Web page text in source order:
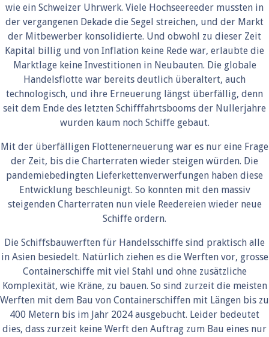
wie ein Schweizer Uhrwerk. Viele Hochseereeder mussten in
der vergangenen Dekade die Segel streichen, und der Markt
der Mitbewerber konsolidierte. Und obwohl zu dieser Zeit
Kapital billig und von Inflation keine Rede war, erlaubte die
Marktlage keine Investitionen in Neubauten. Die globale
Handelsflotte war bereits deutlich überaltert, auch
technologisch, und ihre Erneuerung längst überfällig, denn
seit dem Ende des letzten Schifffahrtsbooms der Nullerjahre
wurden kaum noch Schiffe gebaut.
Mit der überfälligen Flottenerneuerung war es nur eine Frage
der Zeit, bis die Charterraten wieder steigen würden. Die
pandemiebedingten Lieferkettenverwerfungen haben diese
Entwicklung beschleunigt. So konnten mit den massiv
steigenden Charterraten nun viele Reedereien wieder neue
Schiffe ordern.
Die Schiffsbauwerften für Handelsschiffe sind praktisch alle
in Asien besiedelt. Natürlich ziehen es die Werften vor, grosse
Containerschiffe mit viel Stahl und ohne zusätzliche
Komplexität, wie Kräne, zu bauen. So sind zurzeit die meisten
Werften mit dem Bau von Containerschiffen mit Längen bis zu
400 Metern bis im Jahr 2024 ausgebucht. Leider bedeutet
dies, dass zurzeit keine Werft den Auftrag zum Bau eines nur